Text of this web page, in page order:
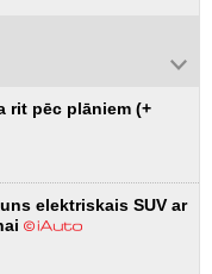
rit pēc plāniem (+
elektriskais SUV ar